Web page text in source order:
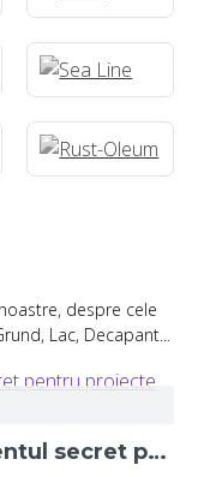
despre cele
Lac, Decapant...
Sclipici decorativ – ingredientul secret pentru proiecte DIY care chiar ies în evidență